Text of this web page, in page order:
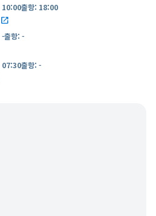
10:00출항: 18:00
open_in_new
-출항: -
07:30출항: -